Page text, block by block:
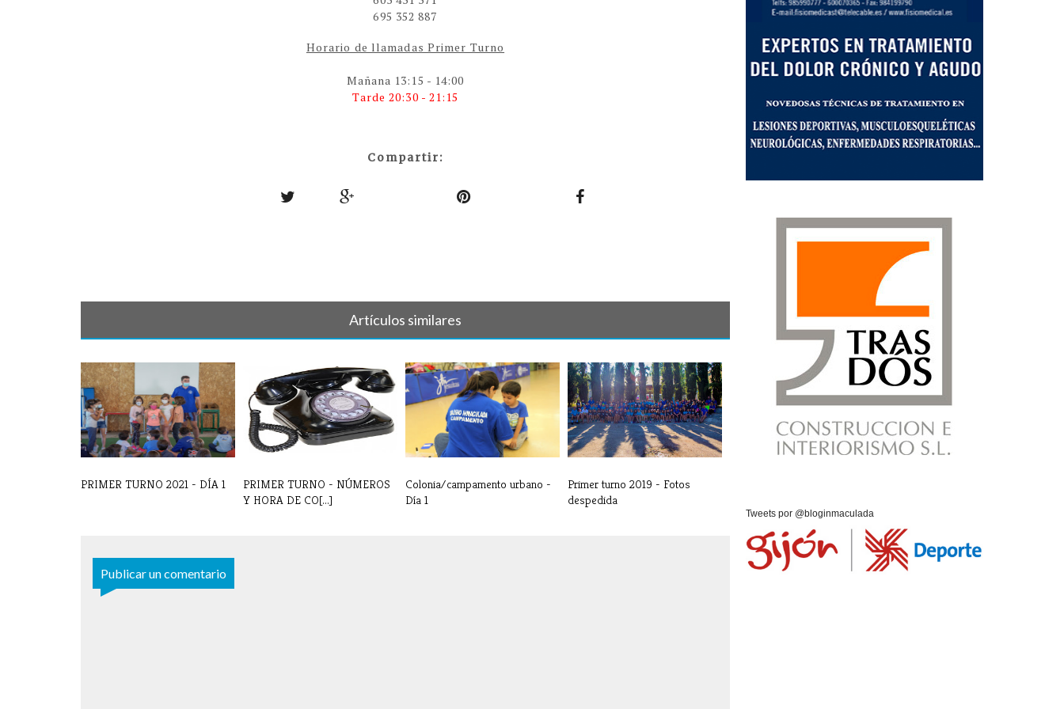
695 352 887
Horario de llamadas Primer Turno
Mañana 13:15 - 14:00
Tarde 20:30 - 21:15
Compartir:
Artículos similares
PRIMER TURNO 2021 - DÍA 1
PRIMER TURNO - NÚMEROS
Y HORA DE CO[...]
Colonia/campamento urbano -
Día 1
Primer turno 2019 - Fotos
despedida
Publicar un comentario
Tweets por @bloginmaculada